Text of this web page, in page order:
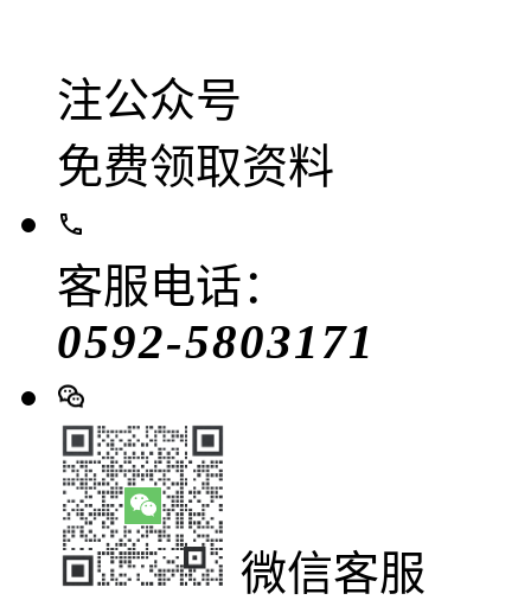
注公众号
免费领取资料
客服电话：
0592-5803171
微信客服